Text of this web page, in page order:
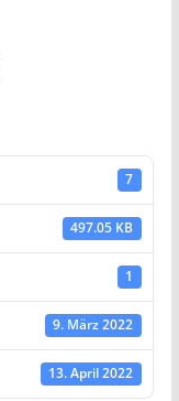
7
497.05 KB
1
9. März 2022
13. April 2022